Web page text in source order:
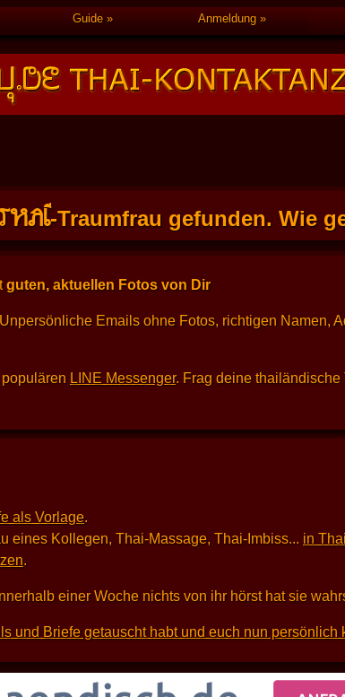
Guide Anmeldung
-Traumfrau gefunden. Wie
guten, aktuellen Fotos von Dir
Emails ohne Fotos, richtigen Namen,
LINE Messenger. Frag deine
als Vorlage.
eines Kollegen, Thai-Massage, Thai-Imbiss... in
.
einer Woche nichts von ihr hörst hat sie
und Briefe getauscht habt und euch nun persönlich